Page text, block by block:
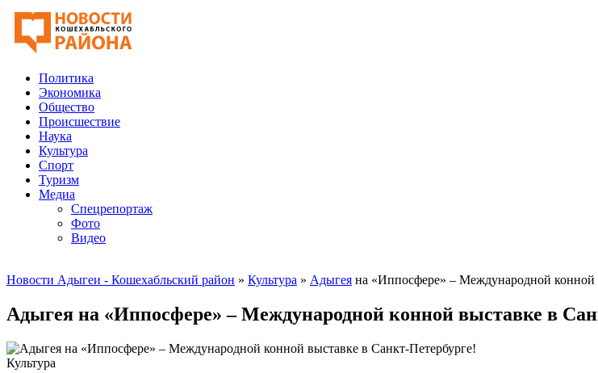
Политика
Экономика
Общество
Происшествие
Наука
Культура
Спорт
Туризм
Медиа
Спецрепортаж
Фото
Видео
Новости Адыгеи - Кошехабльский район » Культура » Адыгея на «Иппосфере» – Международной конной
Адыгея на «Иппосфере» – Международной конной выставке в
Культура